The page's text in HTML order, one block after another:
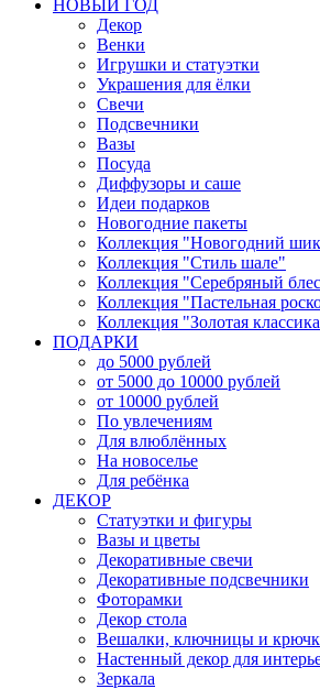
НОВЫЙ ГОД
Декор
Венки
Игрушки и статуэтки
Украшения для ёлки
Свечи
Подсвечники
Вазы
Посуда
Диффузоры и саше
Идеи подарков
Новогодние пакеты
Коллекция "Новогодний
Коллекция "Стиль шале"
Коллекция "Серебряный
Коллекция "Пастельная
Коллекция "Золотая
ПОДАРКИ
до 5000 рублей
от 5000 до 10000 рублей
от 10000 рублей
По увлечениям
Для влюблённых
На новоселье
Для ребёнка
ДЕКОР
Статуэтки и фигуры
Вазы и цветы
Декоративные свечи
Декоративные подсвечники
Фоторамки
Декор стола
Вешалки, ключницы и
Настенный декор для
Зеркала